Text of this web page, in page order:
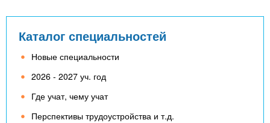
Каталог специальностей
Новые специальности
2026 - 2027 уч. год
Где учат, чему учат
Перспективы трудоустройства и т.д.